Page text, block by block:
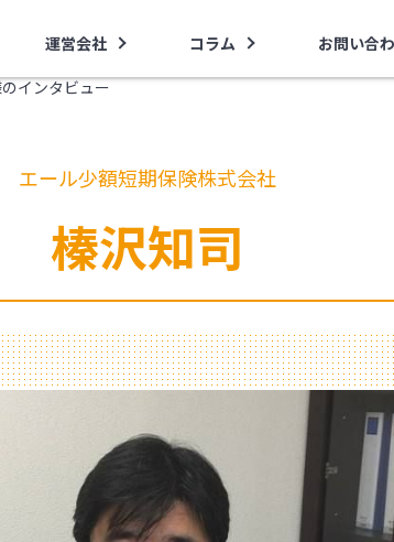
運営会社 コラム お問い合
インタビュー
エール少額短期保険株式会社
榛沢知司